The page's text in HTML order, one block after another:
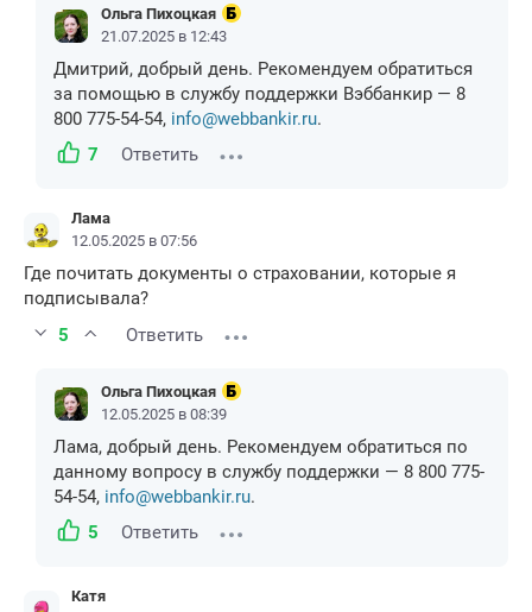
Ольга Пихоцкая
21.07.2025 в 12:43
Дмитрий, добрый день. Рекомендуем обратиться
за помощью в службу поддержки Вэббанкир — 8
800 775-54-54, info@webbankir.ru.
7
Ответить
Лама
12.05.2025 в 07:56
Где почитать документы о страховании, которые я
подписывала?
5
Ответить
Ольга Пихоцкая
12.05.2025 в 08:39
Лама, добрый день. Рекомендуем обратиться по
данному вопросу в службу поддержки — 8 800 775-
54-54, info@webbankir.ru.
5
Ответить
Катя